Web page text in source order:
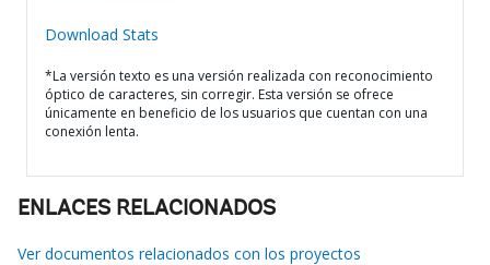
Download Stats
*La versión texto es una versión realizada con reconocimiento
óptico de caracteres, sin corregir. Esta versión se ofrece
únicamente en beneficio de los usuarios que cuentan con una
conexión lenta.
ENLACES RELACIONADOS
Ver documentos relacionados con los proyectos